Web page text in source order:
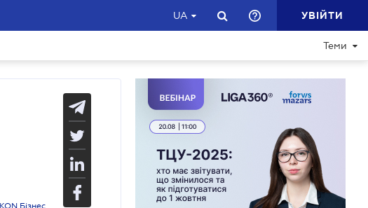
UA УВІЙТИ
Теми
Бізнес